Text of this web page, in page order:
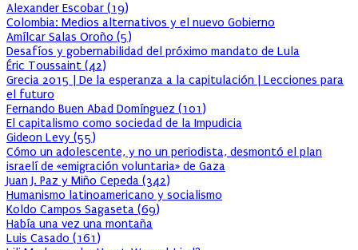
Alexander Escobar (19)
Colombia: Medios alternativos y el nuevo Gobierno
Amílcar Salas Oroño (5)
Desafíos y gobernabilidad del próximo mandato de Lula
Éric Toussaint (42)
Grecia 2015 | De la esperanza a la capitulación | Lecciones para
el futuro
Fernando Buen Abad Domínguez (101)
El capitalismo como sociedad de la Impudicia
Gideon Levy (55)
Cómo un adolescente, y no un periodista, desmontó el plan
israelí de «emigración voluntaria» de Gaza
Juan J. Paz y Miño Cepeda (342)
Humanismo latinoamericano y socialismo
Koldo Campos Sagaseta (69)
Había una vez una montaña
Luis Casado (161)